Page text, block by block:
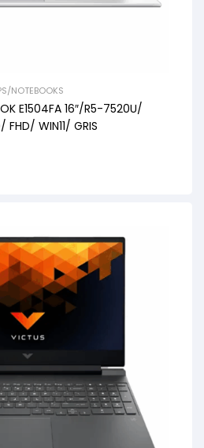
NOTEBOOKS
16″/R5-7520U/
FHD/ WIN11/ GRIS